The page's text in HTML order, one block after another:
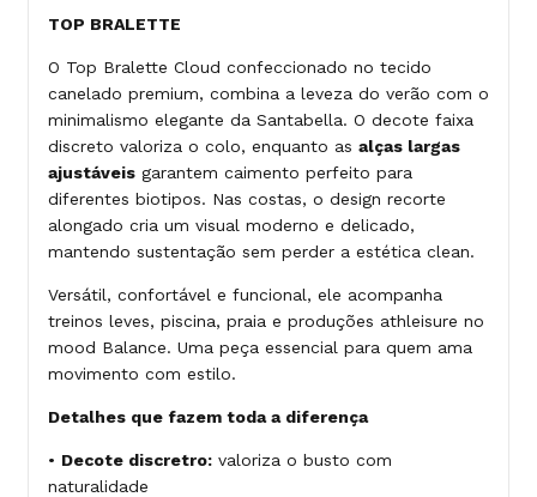
TOP BRALETTE
O Top Bralette Cloud confeccionado no tecido
canelado premium, combina a leveza do verão com o
minimalismo elegante da Santabella. O decote faixa
discreto valoriza o colo, enquanto as alças largas
ajustáveis garantem caimento perfeito para
diferentes biotipos. Nas costas, o design recorte
alongado cria um visual moderno e delicado,
mantendo sustentação sem perder a estética clean.
Versátil, confortável e funcional, ele acompanha
treinos leves, piscina, praia e produções athleisure no
mood Balance. Uma peça essencial para quem ama
movimento com estilo.
Detalhes que fazem toda a diferença
• Decote discretro: valoriza o busto com
naturalidade